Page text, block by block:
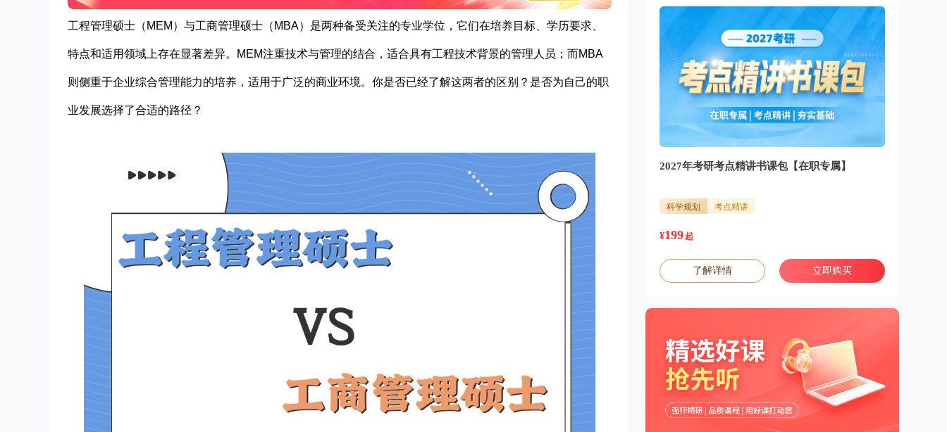
工程管理硕士（MEM）与工商管理硕士（MBA）是两种备受关注的专业学位，它们在培养目标、学历要求、
特点和适用领域上存在显著差异。MEM注重技术与管理的结合，适合具有工程技术背景的管理人员；而MBA
则侧重于企业综合管理能力的培养，适用于广泛的商业环境。你是否已经了解这两者的区别？是否为自己的职
业发展选择了合适的路径？
2027年考研考点精讲书课包【在职专属】
科学规划 考点精讲
¥199 起
了解详情 立即购买